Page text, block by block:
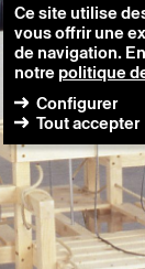
Ce site utilise
vous offrir une
de navigation.
notrepolitique
Configurer
Tout accepter